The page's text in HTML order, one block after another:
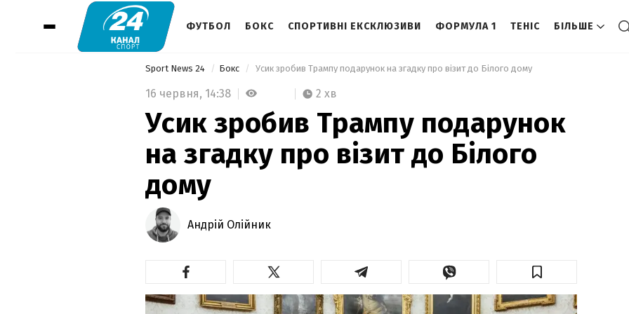
ФУТБОЛ БОКС СПОРТИВНІ ЕКСКЛЮЗИВИ ФОРМУЛА 1 ТЕНІС БІЛЬШЕ
Sport News 24 Бокс Усик зробив Трампу подарунок на згадку про візит до Білого дому
16 червня, 14:38 2 хв
Усик зробив Трампу подарунок
на згадку про візит до Білого
дому
Андрій Олійник